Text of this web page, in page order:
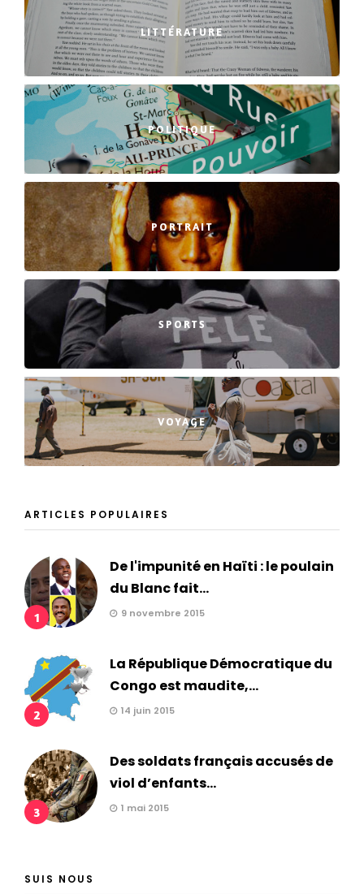
LITTÉRATURE
POLITIQUE
PORTRAIT
SPORTS
VOYAGE
ARTICLES POPULAIRES
1
De l'impunité en Haïti : le poulain
du Blanc fait...
9 novembre 2015
2
La République Démocratique du
Congo est maudite,...
14 juin 2015
3
Des soldats français accusés de
viol d’enfants...
1 mai 2015
SUIS NOUS